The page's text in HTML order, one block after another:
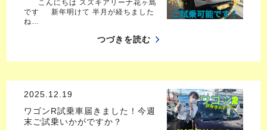
こんにちは スズキアリーナ花ヶ島
です 新年明けて 半月が経ちました
ね…
つづきを読む
2025.12.19
ワゴンR試乗車届きました！今週
末ご試乗いかがですか？